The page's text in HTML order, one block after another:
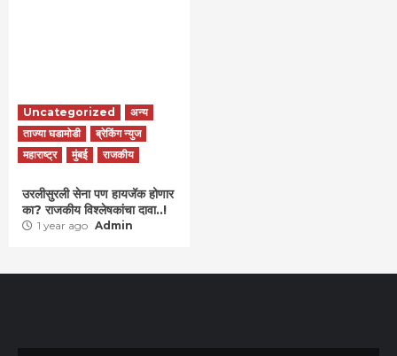
Uncategorized
अन्य
ताज्या घडामोडी
ब्रेकिंग न्युज
महाराष्ट्र
मुंबई राजकीय
उरलीसुरली सेना पण हायजॅक होणार
का? राजकीय विश्लेषकांचा दावा..!
1 year ago Admin